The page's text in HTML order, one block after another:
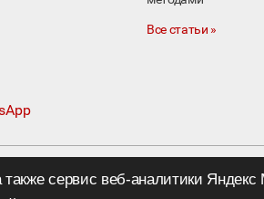
Все статьи »
© ООО «R.LAB», 2005—2026
сервис веб-аналитики